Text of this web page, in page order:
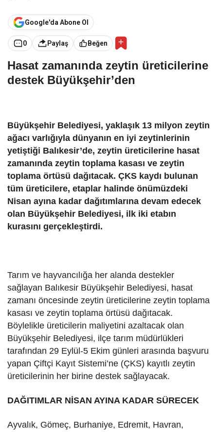
Google'da Abone Ol
0 Paylaş Beğen
Hasat zamanında zeytin üreticilerine
destek Büyükşehir’den
Büyükşehir Belediyesi, yaklaşık 13 milyon zeytin
ağacı varlığıyla dünyanın en iyi zeytinlerinin
yetiştiği Balıkesir’de, zeytin üreticilerine hasat
zamanında zeytin toplama kasası ve zeytin
toplama örtüsü dağıtacak. ÇKS kaydı bulunan
tüm üreticilere, etaplar halinde önümüzdeki
Nisan ayına kadar dağıtımlarına devam edecek
olan Büyükşehir Belediyesi, ilk iki etabın
kurasını gerçekleştirdi.
Tarım ve hayvancılığa her alanda destekler
sağlayan Balıkesir Büyükşehir Belediyesi, hasat
zamanı öncesinde zeytin üreticilerine zeytin toplama
kasası ve zeytin toplama örtüsü dağıtacak.
Böylelikle üreticilerin maliyetini azaltacak olan
Büyükşehir Belediyesi, ilçe tarım müdürlükleri
tarafından 29 Eylül-5 Ekim günleri arasında başvuru
yapan Çiftçi Kayıt Sistemi’ne (ÇKS) kayıtlı zeytin
üreticilerinin her birine destek sağlayacak.
DAĞITIMLAR NİSAN AYINA KADAR SÜRECEK
Ayvalık, Gömeç, Burhaniye, Edremit, Havran,